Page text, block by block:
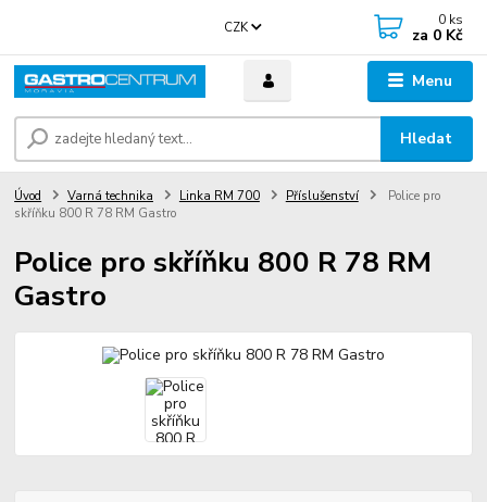
Menu
CZK
Hledat
0 ks
za 0 Kč
Úvod Varná technika Linka RM 700 Příslušenství
Police pro
skříňku 800 R 78 RM Gastro
Police pro skříňku 800 R 78 RM
Gastro